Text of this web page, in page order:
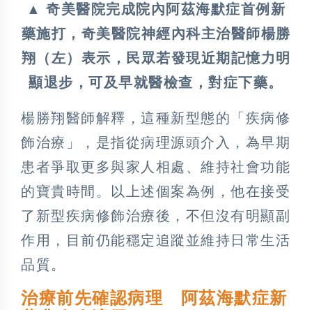
▲ 奇美醫院完成院內阿茲海默症首例新
藥施打，奇美醫院神經內科主治醫師楊勝
翔（左）表示，民眾若發現近期記憶力明
顯退步，可及早就醫檢查，對症下藥。
楊勝翔醫師解釋，這種新型態的「疾病修
飾治療」，是指從病理源頭介入，為早期
患者爭取更多與家人相處、維持社會功能
的寶貴時間。以上述個案為例，他在接受
了新型疾病修飾治療後，不但沒有明顯副
作用，目前仍能穩定追蹤並維持日常生活
品質。
治療前先確認病理 阿茲海默症新